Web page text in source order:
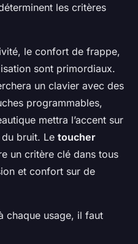
les critères
le confort de frappe,
sont primordiaux.
un clavier avec des
programmables,
mettra l’accent sur
bruit. Le toucher
un critère clé dans tous
et confort sur de
chaque usage, il faut